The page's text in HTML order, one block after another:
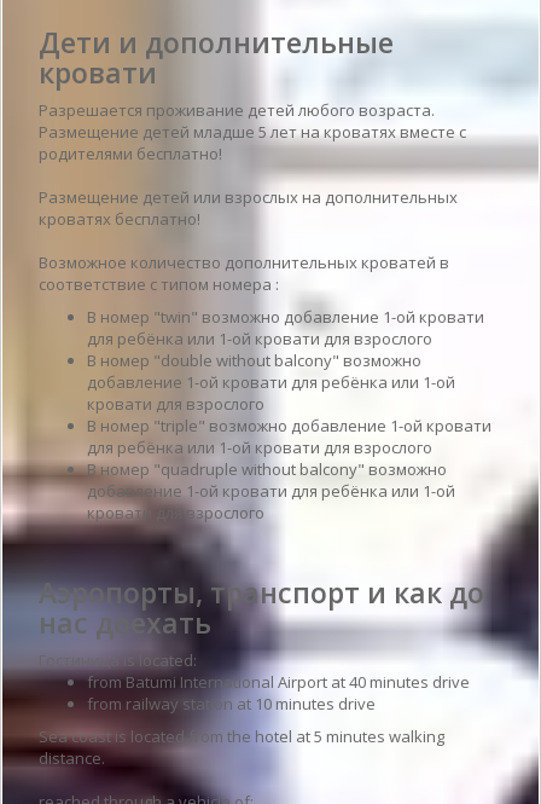
Дети и дополнительные
кровати
Разрешается проживание детей любого возраста.
Размещение детей младше 5 лет на кроватях вместе с
родителями бесплатно!
Размещение детей или взрослых на дополнительных
кроватях бесплатно!
Возможное количество дополнительных кроватей в
соответствие с типом номера :
В номер "twin" возможно добавление 1-ой кровати
для ребёнка или 1-ой кровати для взрослого
В номер "double without balcony" возможно
добавление 1-ой кровати для ребёнка или 1-ой
кровати для взрослого
В номер "triple" возможно добавление 1-ой кровати
для ребёнка или 1-ой кровати для взрослого
В номер "quadruple without balcony" возможно
добавление 1-ой кровати для ребёнка или 1-ой
кровати для взрослого
Аэропорты, транспорт и как до
нас доехать
Гостиница is located:
from Batumi International Airport at 40 minutes drive
from railway station at 10 minutes drive
Sea coast is located from the hotel at 5 minutes walking
distance.